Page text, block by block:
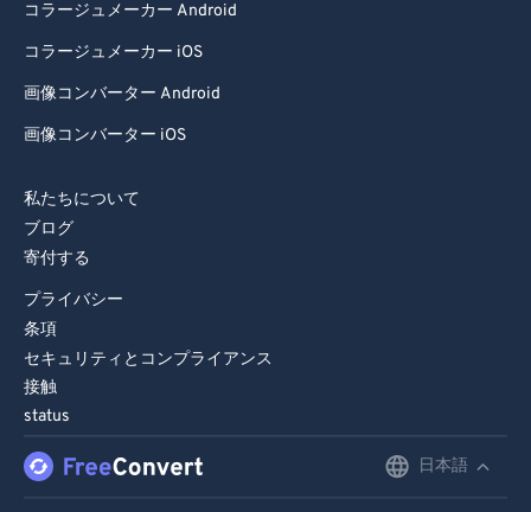
コラージュメーカー Android
コラージュメーカー iOS
画像コンバーター Android
画像コンバーター iOS
私たちについて
ブログ
寄付する
プライバシー
条項
セキュリティとコンプライアンス
接触
status
日本語